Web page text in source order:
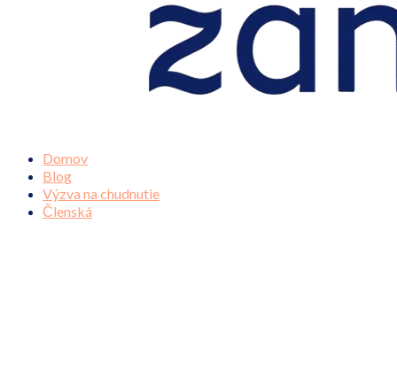
Domov
Blog
Výzva na chudnutie
Členská